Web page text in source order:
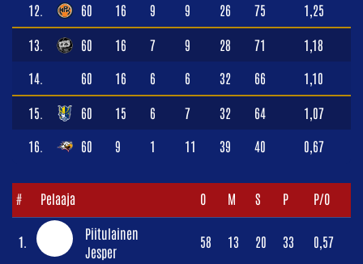
12. 60 16 9 9 26 75 1,25
13. 60 16 7 9 28 71 1,18
14. 60 16 6 6 32 66 1,10
15. 60 15 6 7 32 64 1,07
16. 60 9 1 11 39 40 0,67
# Pelaaja O M S P P/O
1.
Piitulainen
Jesper
58 13 20 33 0,57